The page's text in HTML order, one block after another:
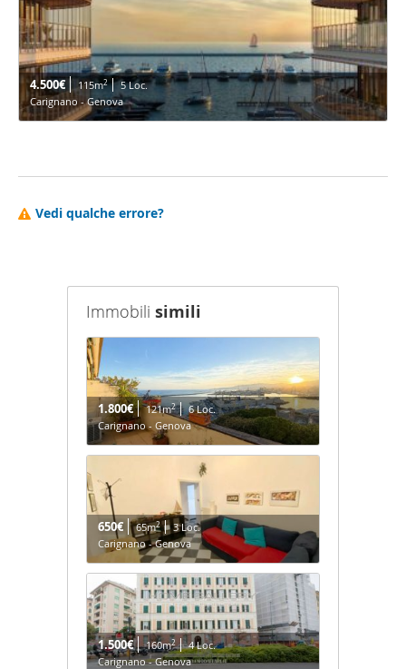
4.500€ 115m2
5 Loc.
Carignano - Genova
Vedi qualche errore?
Immobili simili
1.800€ 121m2
6 Loc.
Carignano - Genova
650€ 65m2
3 Loc.
Carignano - Genova
1.500€ 160m2
4 Loc.
Carignano - Genova